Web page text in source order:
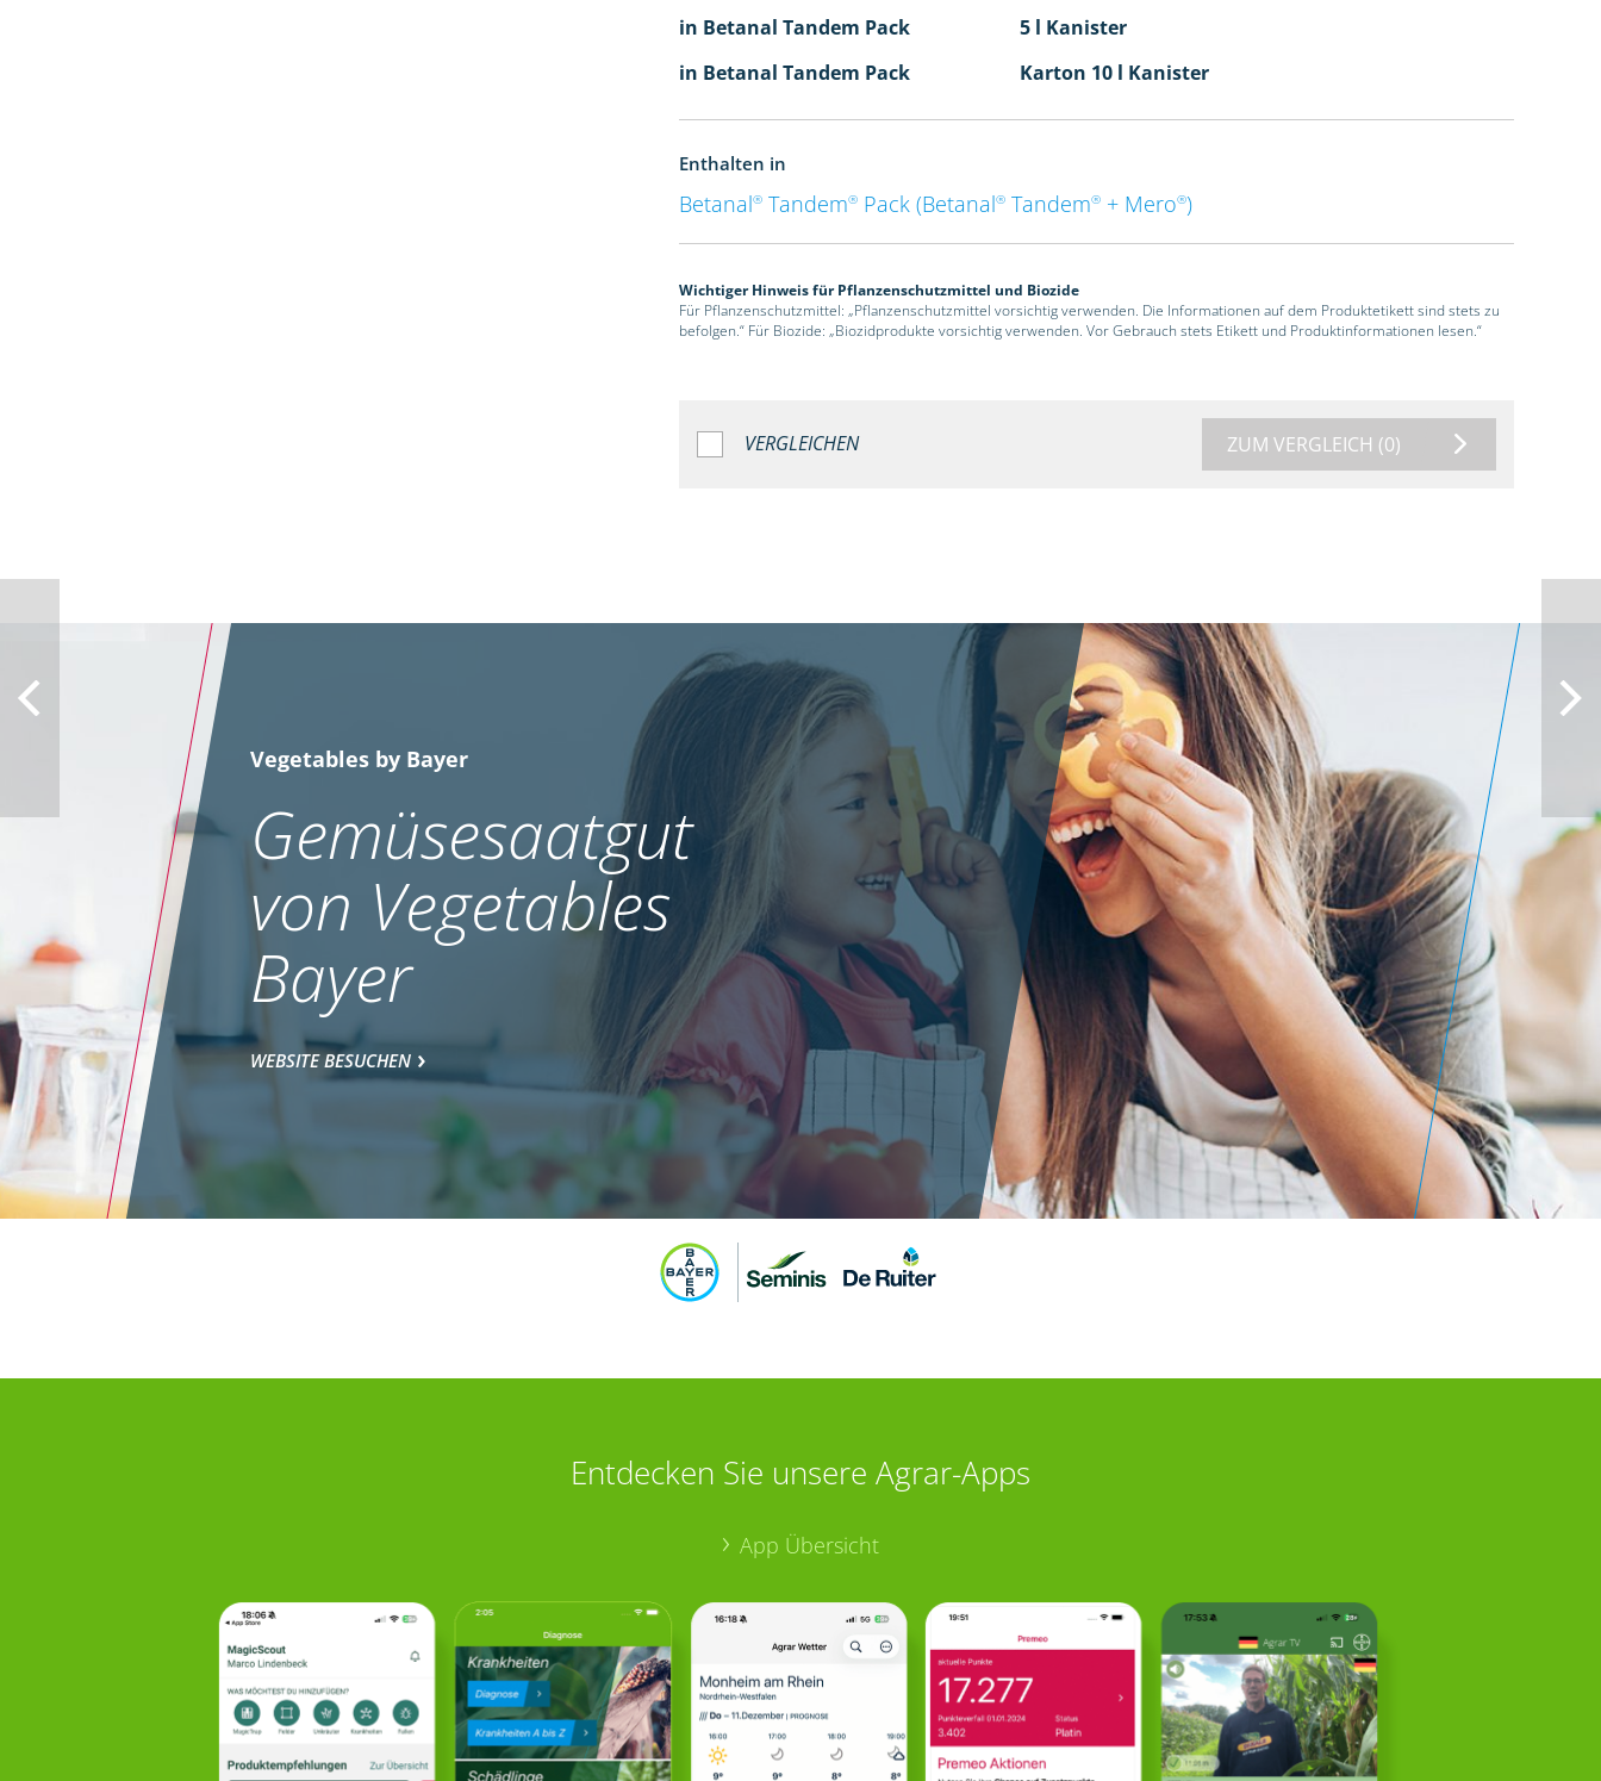
in Betanal Tandem Pack
5 l Kanister
in Betanal Tandem Pack
Karton 10 l Kanister
Enthalten in
Betanal® Tandem® Pack (Betanal® Tandem® + Mero®)
Wichtiger Hinweis für Pflanzenschutzmittel und Biozide
Für Pflanzenschutzmittel: „Pflanzenschutzmittel vorsichtig verwenden. Die Informationen auf dem Produktetikett sind stets zu
befolgen.“ Für Biozide: „Biozidprodukte vorsichtig verwenden. Vor Gebrauch stets Etikett und Produktinformationen lesen.“
VERGLEICHEN ZUM VERGLEICH (0)
Vegetables by Bayer
Gemüsesaatgut
von Vegetables
Bayer
WEBSITE BESUCHEN
Entdecken Sie unsere Agrar-Apps
App Übersicht